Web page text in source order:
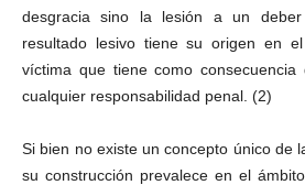
desgracia sino la lesión a un
resultado lesivo tiene su origen en
víctima que tiene como
cualquier responsabilidad penal. (2)
Si bien no existe un concepto único de
su construcción prevalece en el